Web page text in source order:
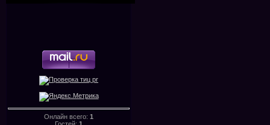
Онлайн всего: 1
Гостей: 1